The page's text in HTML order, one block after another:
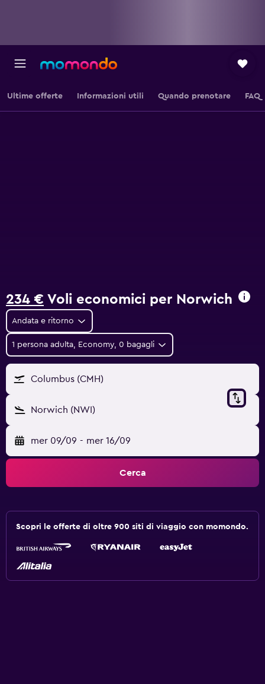
Ultime offerte Informazioni utili Quando prenotare FAQ
234 € Voli economici per Norwich
Andata e ritorno
1 persona adulta, Economy, 0 bagagli
Columbus (CMH)
Norwich (NWI)
mer 09/09 - mer 16/09
Cerca
Scopri le offerte di oltre 900 siti di viaggio con momondo.